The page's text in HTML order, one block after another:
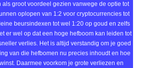
oplopen van 1:2 voor cryptocurrencies tot
beursindexen tot wel 1:20 op goud en zelfs
er wel op dat een hoge hefboom kan leiden tot
verlies. Het is altijd verstandig om je goed
van die hefbomen nu precies inhoudt en hoe
Daarmee voorkom je grote verliezen en